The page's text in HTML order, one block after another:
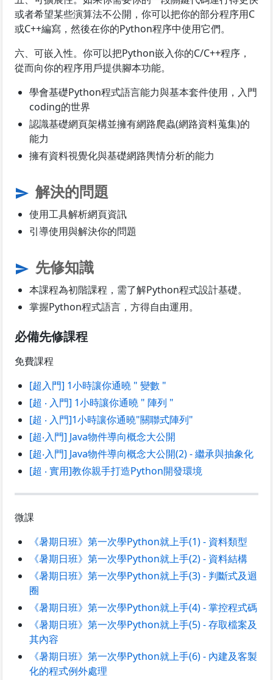
或者希望某些演算法不公開，你可以把你的部分程序用C
或C++編寫，然後在你的Python程序中使用它們。
六、可嵌入性。你可以把Python嵌入你的C/C++程序，
從而向你的程序用戶提供腳本功能。
學會基礎Python程式語言能力與基本套件使用，入門
coding的世界
認識基礎網頁架構並擁有網路爬蟲(網路資料蒐集)的
能力
擁有資料視覺化與基礎網路輿情分析的能力
send 解決的問題
使用工具解析網頁資訊
引導使用與解決你的問題
send 先修知識
本課程為初階課程，需了解Python程式設計基礎。
掌握Python程式語言，方得自由運用。
必備先修課程
免費課程
[超入門] 1小時讓你通曉 " 變數 "
[超 ‧ 入門] 1小時讓你通曉 " 陣列 "
[超 ‧ 入門]1小時讓你通曉"關聯式陣列"
[超‧入門] Java物件導向概念大公開
[超‧入門] Java物件導向概念大公開(2) - 繼承與抽象化
[超 ‧ 實用]教你親手打造Python開發環境
微課
《暑期日班》第一次學Python就上手(1) - 資料類型
《暑期日班》第一次學Python就上手(2) - 資料結構
《暑期日班》第一次學Python就上手(3) - 判斷式及迴
圈
《暑期日班》第一次學Python就上手(4) - 掌控程式碼
《暑期日班》第一次學Python就上手(5) - 存取檔案及
其內容
《暑期日班》第一次學Python就上手(6) - 內建及客製
化的程式例外處理